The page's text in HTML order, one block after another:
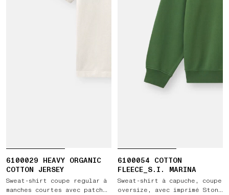
6100029 HEAVY ORGANIC
COTTON JERSEY
Sweat-shirt coupe regular à
manches courtes avec patch
6100054 COTTON
FLEECE_S.I. MARINA
Sweat-shirt à capuche, coupe
oversize, avec imprimé Stone